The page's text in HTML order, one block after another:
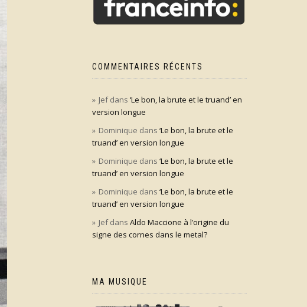
COMMENTAIRES RÉCENTS
Jefdans ‘Le bon, la brute et le truand’ en
version longue
Dominique dans ‘Le bon, la brute et le
truand’ en version longue
Dominique dans ‘Le bon, la brute et le
truand’ en version longue
Dominique dans ‘Le bon, la brute et le
truand’ en version longue
Jefdans Aldo Maccione à l’origine du
signe des cornes dans le metal?
MA MUSIQUE